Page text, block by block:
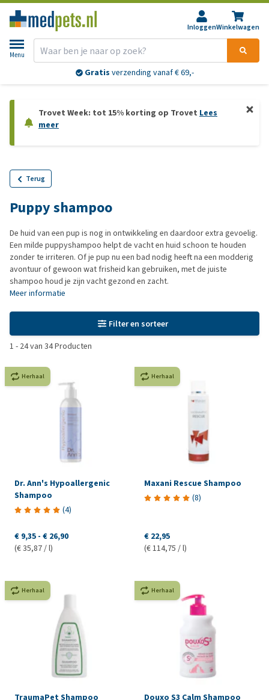
InloggenWinkelwagen
Menu
Gratis verzending vanaf € 69,-
Trovet Week: tot 15% korting op Trovet Lees
meer
Terug
Puppy shampoo
De huid van een pup is nog in ontwikkeling en daardoor extra gevoelig.
Een milde puppyshampoo helpt de vacht en huid schoon te houden
zonder te irriteren. Of je pup nu een bad nodig heeft na een modderig
avontuur of gewoon wat frisheid kan gebruiken, met de juiste
shampoo houd je zijn vacht gezond en zacht.
Meer informatie
Filter en sorteer
1 - 24van 34Producten
Herhaal
Dr. Ann's Hypoallergenic
Shampoo
(4)
€ 9,35 - € 26,90
(€ 35,87 / l)
Herhaal
Maxani Rescue Shampoo
(8)
€ 22,95
(€ 114,75 / l)
Herhaal
TraumaPet Shampoo
Herhaal
Douxo S3 Calm Shampoo